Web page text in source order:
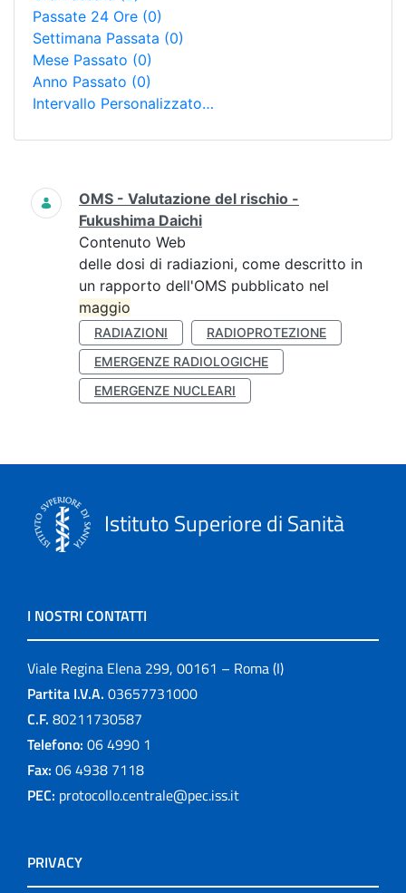
Passate 24 Ore (0)
Settimana Passata (0)
Mese Passato (0)
Anno Passato (0)
Intervallo Personalizzato…
Ricerca
OMS - Valutazione del rischio -
Fukushima Daichi
Contenuto Web
delle dosi di radiazioni, come descritto in
un rapporto dell'OMS pubblicato nel
maggio
RADIAZIONI
RADIOPROTEZIONE
EMERGENZE RADIOLOGICHE
EMERGENZE NUCLEARI
Istituto Superiore di Sanità
I NOSTRI CONTATTI
Viale Regina Elena 299, 00161 – Roma (I)
Partita I.V.A. 03657731000
C.F. 80211730587
Telefono: 06 4990 1
Fax: 06 4938 7118
PEC: protocollo.centrale@pec.iss.it
PRIVACY